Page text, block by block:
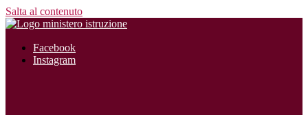
Salta al contenuto
Facebook
Instagram